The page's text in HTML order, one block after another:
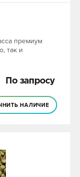
премиум
так и
По запросу
НАЛИЧИЕ